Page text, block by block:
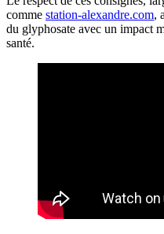
comme station-alexandre.com,
du glyphosate avec un impact
santé.